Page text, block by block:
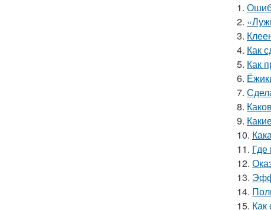
1.
2.
3.
4. Как
5. Как
6.
7.
8.
9.
10.
11. Где
12.
13.
14.
15. Как